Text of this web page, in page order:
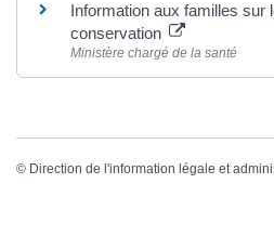
Information aux familles sur
conservation
Ministère chargé de la santé
© Direction de l'information légale et